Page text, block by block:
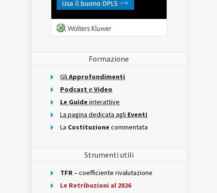
Formazione
Gli Approfondimenti
Podcast e Video
Le Guide interattive
La pagina dedicata agli Eventi
La Costituzione commentata
Strumenti utili
TFR– coefficiente rivalutazione
Le Retribuzioni al 2026